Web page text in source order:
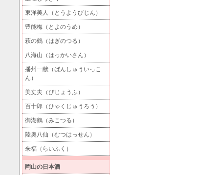
東洋美人（とうようびじん）
豊能梅（とよのうめ）
萩の鶴（はぎのつる）
八海山（はっかいさん）
播州一献（ばんしゅういっこ
ん）
美丈夫（びじょうふ）
百十郎（ひゃくじゅうろう）
御湖鶴（みこつる）
陸奥八仙（むつはっせん）
来福（らいふく）
岡山の日本酒